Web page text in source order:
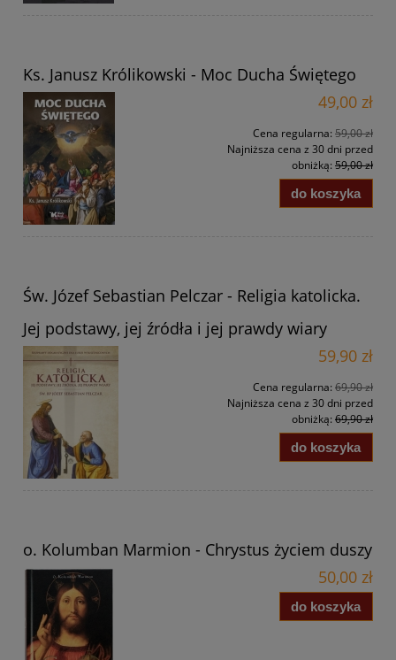
Ks. Janusz Królikowski - Moc Ducha Świętego
49,00 zł
Cena regularna: 59,00 zł
Najniższa cena z 30 dni przed
obniżką: 59,00 zł
do koszyka
Św. Józef Sebastian Pelczar - Religia katolicka.
Jej podstawy, jej źródła i jej prawdy wiary
59,90 zł
Cena regularna: 69,90 zł
Najniższa cena z 30 dni przed
obniżką: 69,90 zł
do koszyka
o. Kolumban Marmion - Chrystus życiem duszy
50,00 zł
do koszyka